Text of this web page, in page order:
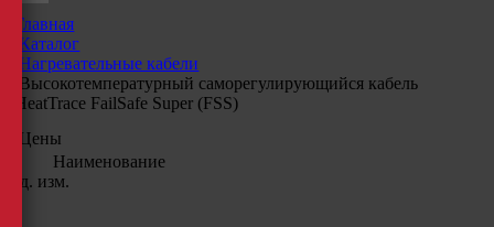
Главная
Каталог
Нагревательные кабели
Высокотемпературный саморегулирующийся кабель
HeatTrace FailSafe Super (FSS)
Цены
Наименование
Ед. изм.